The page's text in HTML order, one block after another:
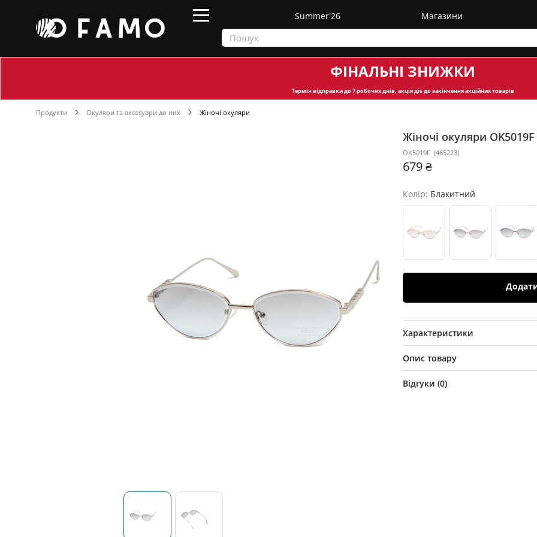
Summer'26 Магазини
ФІНАЛЬНІ ЗНИЖКИ
Термін відправкидо 7 робочих днів, акція діє до закінчення акційних товарів
Продукти Окуляри та аксесуари до них Жіночі окуляри
Жіночі окуляри OK5019F
OK5019F (465223)
679 ₴
Колір: Блакитний
Характеристики
Опис товару
Відгуки (0)